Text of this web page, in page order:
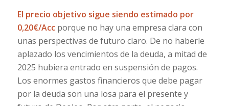
El precio objetivo sigue siendo estimado por
0,20€/Accporque no hay una empresa clara con
unas perspectivas de futuro claro. De no haberle
aplazado los vencimientos de la deuda, a mitad de
2025 hubiera entrado en suspensión de pagos.
Los enormes gastos financieros que debe pagar
por la deuda son una losa para el presente y